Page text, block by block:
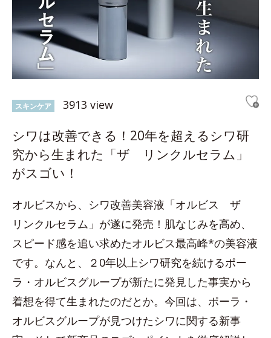
スキンケア 3913 view
シワは改善できる！20年を超えるシワ研
究から生まれた「ザ リンクルセラム」
がスゴい！
オルビスから、シワ改善美容液「オルビス ザ
リンクルセラム」が遂に発売！肌なじみを高め、
スピード感を追い求めたオルビス最高峰*の美容液
です。なんと、２0年以上シワ研究を続けるポー
ラ・オルビスグループが新たに発見した事実から
着想を得て生まれたのだとか。今回は、ポーラ・
オルビスグループが見つけたシワに関する新事